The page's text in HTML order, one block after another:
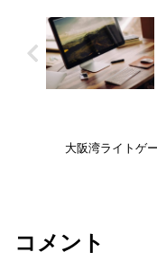
大阪湾ライトゲ
コメント